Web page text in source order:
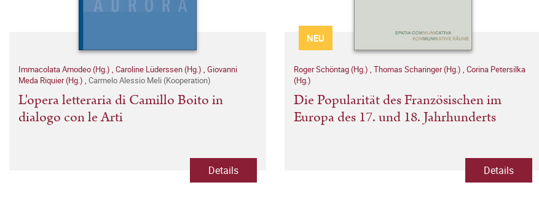
Immacolata Amodeo (Hg.) , Caroline Lüderssen (Hg.) , Giovanni
Meda Riquier (Hg.) , Carmelo Alessio Meli (Kooperation)
L'opera letteraria di Camillo Boito in
dialogo con le Arti
Details
NEU
Roger Schöntag (Hg.) , Thomas Scharinger (Hg.) , Corina Petersilka
(Hg.)
Die Popularität des Französischen im
Europa des 17. und 18. Jahrhunderts
Details